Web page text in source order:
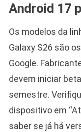
Android 17
Os modelos da
Galaxy S26 são
Google.
devem iniciar
semestre.
dispositivo em
saber se já há